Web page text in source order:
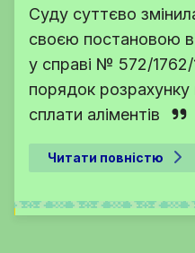
Суду суттєво
своєю постановою
у справі № 572/
порядок розрахунку
сплати аліментів
Читати повністю